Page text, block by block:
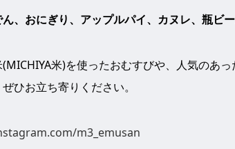
ん、おにぎり、アップルパイ、カヌレ、瓶ビ
米)を使ったおむすびや、人気のあ
ひお立ち寄りください。
m3_emusan